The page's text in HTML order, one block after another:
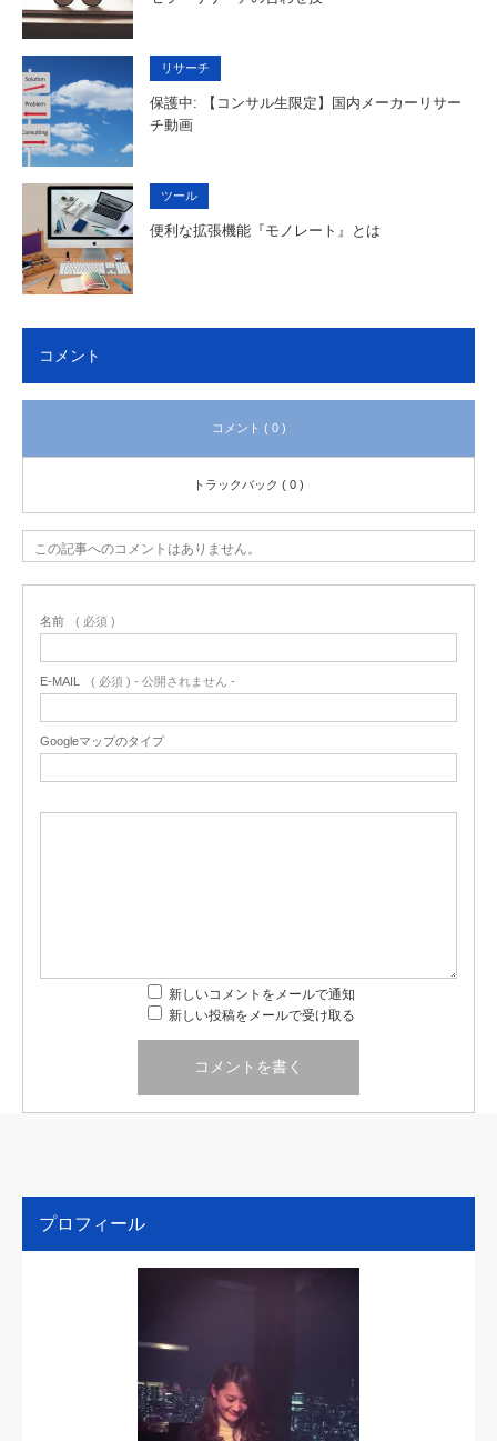
リサーチ
保護中: 【コンサル生限定】国内メーカーリサー
チ動画
ツール
便利な拡張機能『モノレート』とは
コメント
コメント ( 0 )
トラックバック ( 0 )
この記事へのコメントはありません。
名前 ( 必須 )
E-MAIL ( 必須 ) - 公開されません -
Googleマップのタイプ
新しいコメントをメールで通知
新しい投稿をメールで受け取る
プロフィール